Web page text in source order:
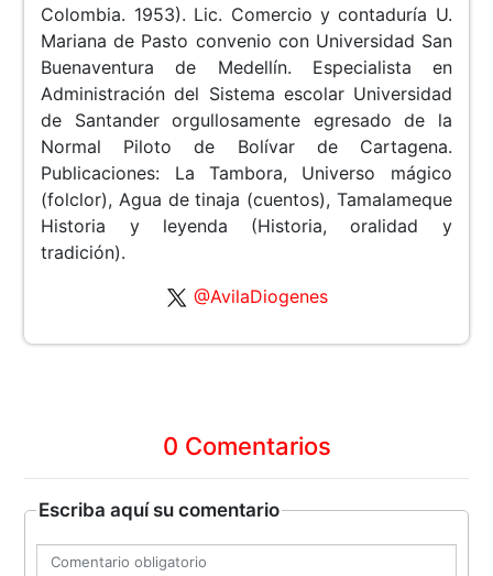
Colombia. 1953). Lic. Comercio y contaduría U.
Mariana de Pasto convenio con Universidad San
Buenaventura de Medellín. Especialista en
Administración del Sistema escolar Universidad
de Santander orgullosamente egresado de la
Normal Piloto de Bolívar de Cartagena.
Publicaciones: La Tambora, Universo mágico
(folclor), Agua de tinaja (cuentos), Tamalameque
Historia y leyenda (Historia, oralidad y
tradición).
@AvilaDiogenes
0 Comentarios
Escriba aquí su comentario